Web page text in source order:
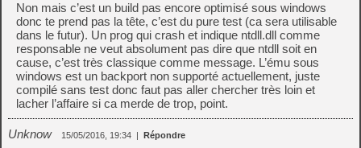
Non mais c’est un build pas encore optimisé sous windows
donc te prend pas la tête, c’est du pure test (ca sera utilisable
dans le futur). Un prog qui crash et indique ntdll.dll comme
responsable ne veut absolument pas dire que ntdll soit en
cause, c’est très classique comme message. L’ému sous
windows est un backport non supporté actuellement, juste
compilé sans test donc faut pas aller chercher très loin et
lacher l’affaire si ca merde de trop, point.
Unknow 15/05/2016, 19:34 | Répondre